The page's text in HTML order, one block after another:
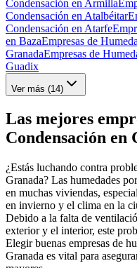
Condensación en Armilla
Condensación en Atalbéitar
Condensación en Atarfe
en BazaEmpresas de
GranadaEmpresas de
Guadix
Ver más (14)
Las mejores
Condensación en
¿Estás luchando contra
Granada? Las humedades
en muchas viviendas,
en invierno y el clima en la
Debido a la falta de
exterior y el interior, este
Elegir buenas empresas de
Granada es vital para